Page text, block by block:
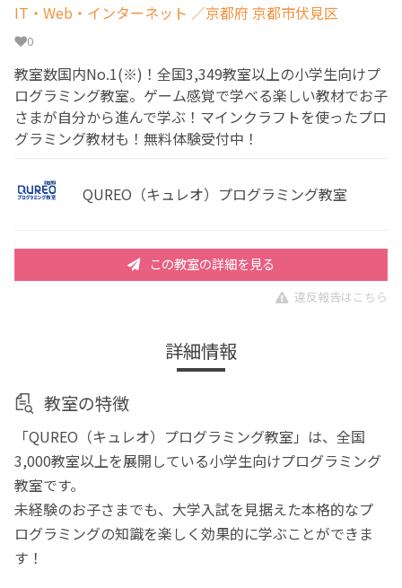
IT・Web・インターネット ／京都府 京都市伏見区
0
教室数国内No.1(※)！全国3,349教室以上の小学生向けプ
ログラミング教室。ゲーム感覚で学べる楽しい教材でお子
さまが自分から進んで学ぶ！マインクラフトを使ったプロ
グラミング教材も！無料体験受付中！
QUREO（キュレオ）プログラミング教室
この教室の詳細を見る
違反報告はこちら
詳細情報
教室の特徴
「QUREO（キュレオ）プログラミング教室」は、全国
3,000教室以上を展開している小学生向けプログラミング
教室です。
未経験のお子さまでも、大学入試を見据えた本格的なプ
ログラミングの知識を楽しく効果的に学ぶことができま
す！